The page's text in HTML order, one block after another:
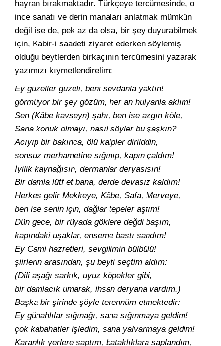
hayran bırakmaktadır. Türkçeye tercümesinde, o
ince sanatı ve derin manaları anlatmak mümkün
değil ise de, pek az da olsa, bir şey duyurabilmek
için, Kabir-i saadeti ziyaret ederken söylemiş
olduğu beytlerden birkaçının tercümesini yazarak
yazımızı kıymetlendirelim:
Ey güzeller güzeli, beni sevdanla yaktın!
görmüyor bir şey gözüm, her an hulyanla aklım!
Sen (Kâbe kavseyn) şahı, ben ise azgın köle,
Sana konuk olmayı, nasıl söyler bu şaşkın?
Acıyıp bir bakınca, ölü kalpler dirilddin,
sonsuz merhametine sığınıp, kapın çaldım!
İyilik kaynağısın, dermanlar deryasısın!
Bir damla lütf et bana, derde devasız kaldım!
Herkes gelir Mekkeye, Kâbe, Safa, Merveye,
ben ise senin için, dağlar tepeler aştım!
Dün gece, bir rüyada göklere değdi başım,
kapındaki uşaklar, enseme bastı sandım!
Ey Cami hazretleri, sevgilimin bülbülü!
şiirlerin arasından, şu beyti seçtim aldım:
(Dili aşağı sarkık, uyuz köpekler gibi,
bir damlacık umarak, ihsan deryana vardım.)
Başka bir şirinde şöyle terennüm etmektedir:
Ey günahlılar sığınağı, sana sığınmaya geldim!
çok kabahatler işledim, sana yalvarmaya geldim!
Karanlık yerlere saptım, bataklıklara saplandım,